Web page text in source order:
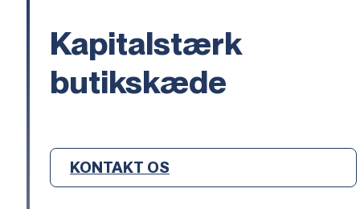
Kapitalstærk
butikskæde
KONTAKT OS